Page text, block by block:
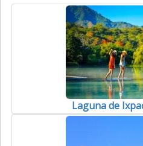
Laguna de